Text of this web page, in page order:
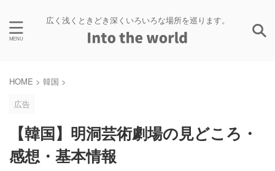
広く浅くときどき深くいろいろな場所を巡ります。
HOME > 韓国 >
広告
【韓国】明洞芸術劇場の見どころ・
感想・基本情報